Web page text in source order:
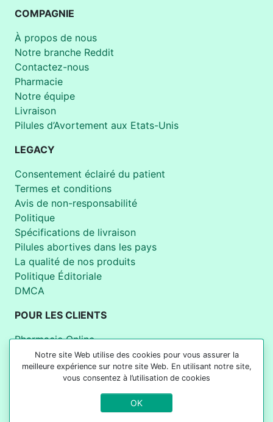
COMPAGNIE
À propos de nous
Notre branche Reddit
Contactez-nous
Pharmacie
Notre équipe
Livraison
Pilules d’Avortement aux Etats-Unis
LEGACY
Consentement éclairé du patient
Termes et conditions
Avis de non-responsabilité
Politique
Spécifications de livraison
Pilules abortives dans les pays
La qualité de nos produits
Politique Éditoriale
DMCA
POUR LES CLIENTS
Pharmacie Online
Acheter des Pilules Abortives
Pilules contraceptives
Calculateur de grossesse
Notre site Web utilise des cookies pour vous assurer la
meilleure expérience sur notre site Web. En utilisant notre site,
vous consentez à l’utilisation de cookies
OK